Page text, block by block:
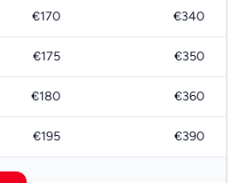
€170 €340
€175 €350
€180 €360
€195 €390